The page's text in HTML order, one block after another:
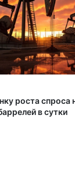
роста спроса
в сутки